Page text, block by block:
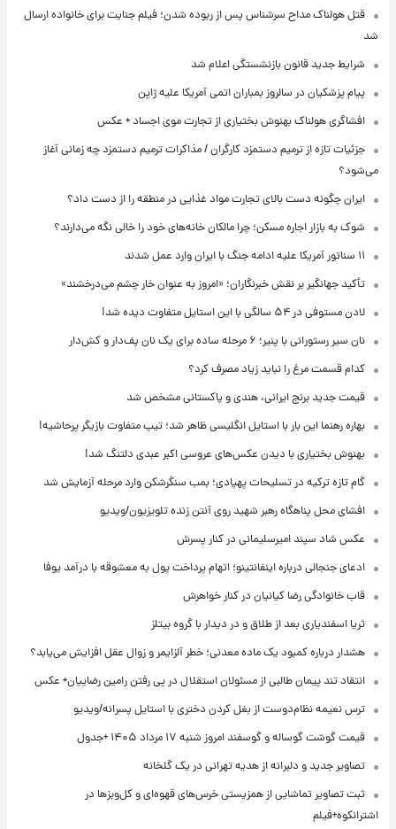
قتل هولناک مداح سرشناس پس از ربوده شدن؛ فیلم جنایت برای خانواده ارسال
شد
شرایط جدید قانون بازنشستگی اعلام شد
پیام پزشکیان در سالروز بمباران اتمی آمریکا علیه ژاپن
افشاگری هولناک بهنوش بختیاری از تجارت موی اجساد + عکس
جزئیات تازه از ترمیم دستمزد کارگران / مذاکرات ترمیم دستمزد چه زمانی آغاز
می‌شود؟
ایران چگونه دست بالای تجارت مواد غذایی در منطقه را از دست داد؟
شوک به بازار اجاره مسکن؛ چرا مالکان خانه‌های خود را خالی نگه می‌دارند؟
۱۱ سناتور آمریکا علیه ادامه جنگ با ایران وارد عمل شدند
تأکید جهانگیر بر نقش خبرنگاران؛ «امروز به عنوان خار چشم می‌درخشند»
لادن مستوفی در ۵۴ سالگی با این استایل متفاوت دیده شد!
نان سیر رستورانی با پنیر؛ ۶ مرحله ساده برای یک نان پف‌دار و کش‌دار
کدام قسمت مرغ را نباید زیاد مصرف کرد؟
قیمت جدید برنج ایرانی، هندی و پاکستانی مشخص شد
بهاره رهنما این بار با استایل انگلیسی ظاهر شد؛ تیپ متفاوت بازیگر پرحاشیه!
بهنوش بختیاری با دیدن عکس‌های عروسی اکبر عبدی دلتنگ شد!
گام تازه ترکیه در تسلیحات پهپادی؛ بمب سنگرشکن وارد مرحله آزمایش شد
افشای محل پناهگاه‌ رهبر شهید روی آنتن زنده تلویزیون/ویدیو
عکس شاد سپند امیرسلیمانی در کنار پسرش
ادعای جنجالی درباره اینفانتینو؛ اتهام پرداخت پول به معشوقه با درآمد یوفا
قاب خانوادگی رضا کیانیان در کنار خواهرش
ثریا اسفندیاری بعد از طلاق و در دیدار با گروه بیتلز
هشدار درباره کمبود یک ماده معدنی؛ خطر آلزایمر و زوال عقل افزایش می‌یابد؟
انتقاد تند پیمان طالبی از مسئولان استقلال در پی رفتن رامین رضاییان+ عکس
ترس نعیمه نظام‌دوست از بغل کردن دختری با استایل پسرانه/ویدیو
قیمت گوشت گوساله و گوسفند امروز شنبه ۱۷ مرداد ۱۴۰۵ +جدول
تصاویر جدید و دلبرانه از هدیه تهرانی در یک گلخانه
ثبت تصاویر تماشایی از همزیستی خرس‌های قهوه‌ای و کل‌وبزها در
اشترانکوه+فیلم